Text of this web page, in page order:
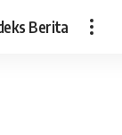
Berita